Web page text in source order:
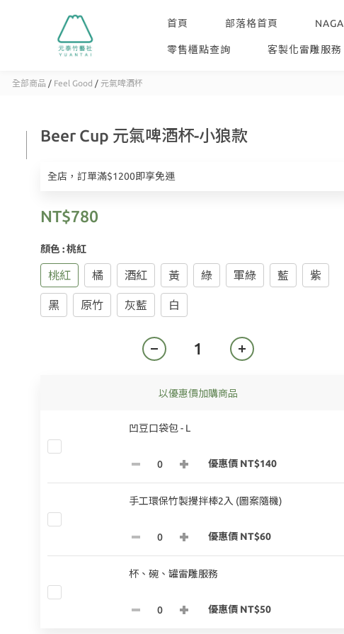
首頁 部落格首頁 NAGA
零售櫃點查詢 客製化雷雕服務
全部商品 / Feel Good / 元氣啤酒杯
Beer Cup 元氣啤酒杯-小狼款
全店，訂單滿$1200即享免運
NT$780
顏色: 桃紅
桃紅 橘 酒紅 黃 綠 軍綠 藍 紫
黑 原竹 灰藍 白
以優惠價加購商品
凹豆口袋包 - L
優惠價 NT$140
手工環保竹製攪拌棒2入 (圖案隨機)
優惠價 NT$60
杯、碗、罐雷雕服務
優惠價 NT$50